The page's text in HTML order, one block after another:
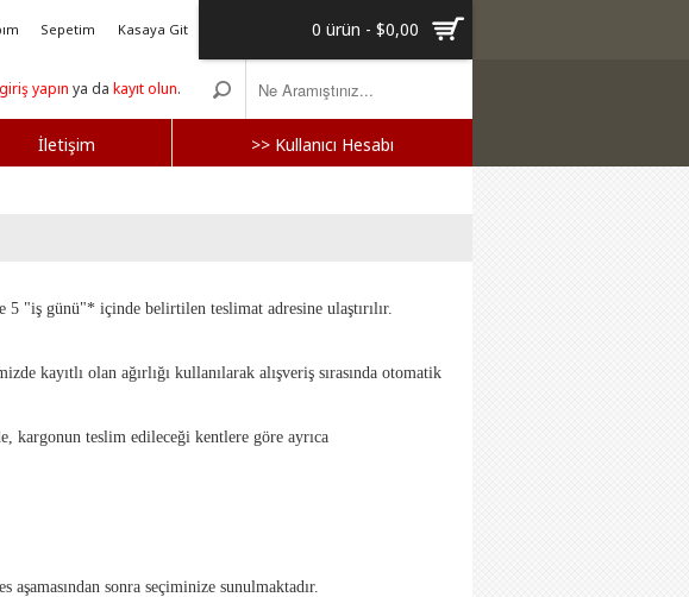
Sepetim Kasaya Git 0 ürün - $0,00
giriş yapın ya da kayıt olun.
İletişim >> Kullanıcı Hesabı
"iş günü"* içinde belirtilen teslimat adresine ulaştırılır.
kayıtlı olan ağırlığı kullanılarak alışveriş sırasında otomatik
kargonun teslim edileceği kentlere göre ayrıca
sonra seçiminize sunulmaktadır.